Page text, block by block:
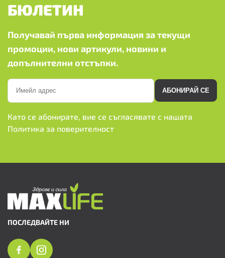
БЮЛЕТИН
Получавай първа информация за текущи
промоции, нови артикули, новини и
допълнителни отстъпки.
АБОНИРАЙ СЕ
Като се абонирате, вие се съгласявате с нашата
Политика за поверителност
ПОСЛЕДВАЙТЕ НИ